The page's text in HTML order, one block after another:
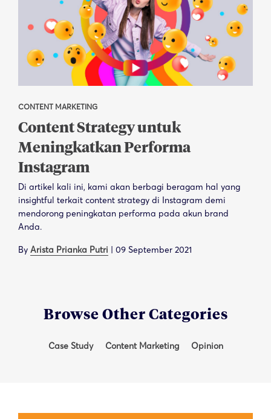
CONTENT MARKETING
Content Strategy untuk
Meningkatkan Performa
Instagram
Di artikel kali ini, kami akan berbagi beragam hal yang
insightful terkait content strategy di Instagram demi
mendorong peningkatan performa pada akun brand
Anda.
By Arista Prianka Putri | 09 September 2021
Browse Other Categories
Case Study Content Marketing Opinion